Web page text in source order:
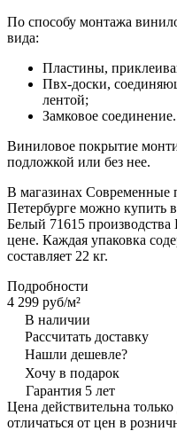
По способу монтажа
вида:
Пластины,
Пвх-доски,
лентой;
Замковое соединение.
Виниловое покрытие
подложкой или без нее.
В магазинах
Петербурге можно купить
Белый 71615
цене. Каждая упаковка
составляет 22 кг.
Подробности
4 299 руб/м²
В наличии
Рассчитать доставку
Нашли дешевле?
Хочу в подарок
Гарантия 5 лет
Цена действительна
отличаться от цен в